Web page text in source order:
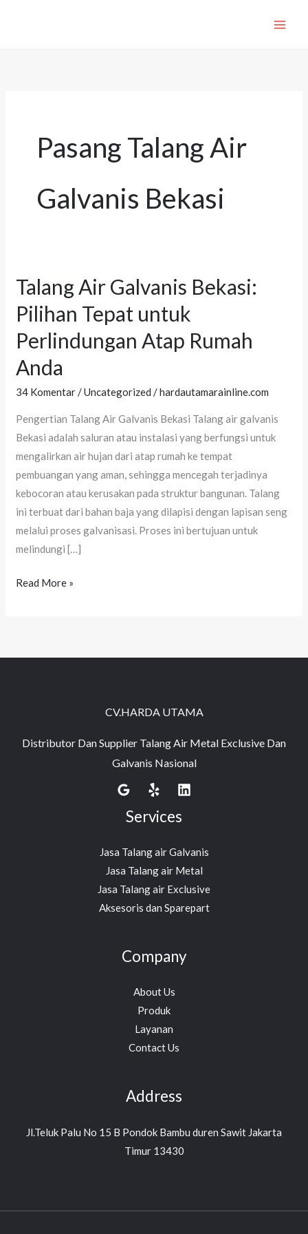
Pasang Talang Air
Galvanis Bekasi
Talang Air Galvanis Bekasi:
Pilihan Tepat untuk
Perlindungan Atap Rumah
Anda
34 Komentar /Uncategorized /hardautamarainline.com
Pengertian Talang Air Galvanis Bekasi Talang air galvanis
Bekasi adalah saluran atau instalasi yang berfungsi untuk
mengalirkan air hujan dari atap rumah ke tempat
pembuangan yang aman, sehingga mencegah terjadinya
kebocoran atau kerusakan pada struktur bangunan. Talang
ini terbuat dari bahan baja yang dilapisi dengan lapisan seng
melalui proses galvanisasi. Proses ini bertujuan untuk
melindungi […]
Talang
Galvanis
Bekasi:
Tepat
untuk
Read More »
CV.HARDA UTAMA
Distributor Dan Supplier Talang Air Metal Exclusive Dan
Galvanis Nasional
Services
Jasa Talang air Galvanis
Jasa Talang air Metal
Jasa Talang air Exclusive
Aksesoris dan Sparepart
Company
About Us
Produk
Layanan
Contact Us
Address
Jl.Teluk Palu No 15 B Pondok Bambu duren Sawit Jakarta
Timur 13430